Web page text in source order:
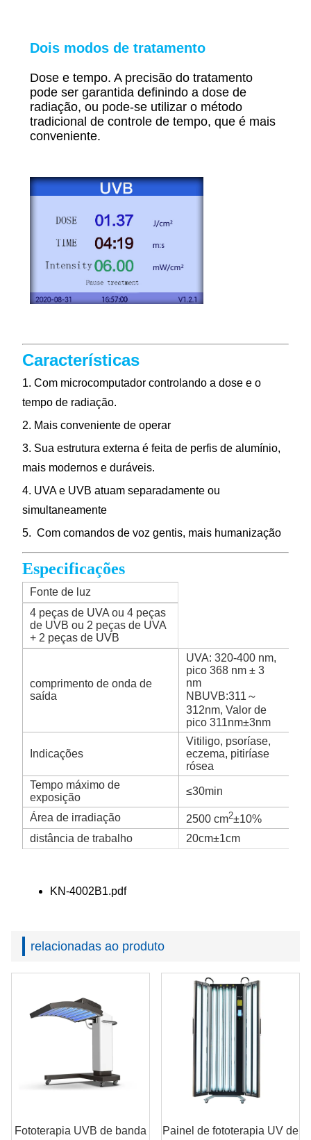
Dois modos de tratamento
Dose e tempo. A precisão do tratamento
pode ser garantida definindo a dose de
radiação, ou pode-se utilizar o método
tradicional de controle de tempo, que é mais
conveniente.
Características
1. Com microcomputador controlando a dose e o
tempo de radiação.
2. Mais conveniente de operar
3. Sua estrutura externa é feita de perfis de alumínio,
mais modernos e duráveis.
4. UVA e UVB atuam separadamente ou
simultaneamente
5. Com comandos de voz gentis, mais humanização
Especificações
Fonte de luz
4 peças de UVA ou 4 peças
de UVB ou 2 peças de UVA
+ 2 peças de UVB
comprimento de onda de
saída
UVA: 320-400 nm,
pico 368 nm ± 3
nm
NBUVB:311～
312nm, Valor de
pico 311nm±3nm
Indicações
Vitiligo, psoríase,
eczema, pitiríase
rósea
Tempo máximo de
exposição
≤30min
Área de irradiação 2500 cm2±10%
distância de trabalho
20cm±1cm
KN-4002B1.pdf
relacionadas ao produto
Fototerapia UVB de banda
Painel de fototerapia UV de